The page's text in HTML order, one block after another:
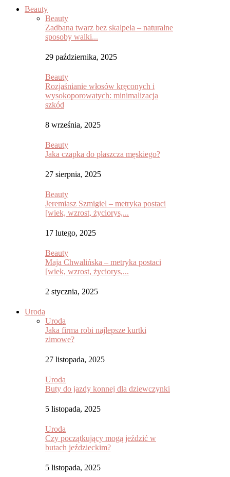
Beauty
Beauty
Zadbana twarz bez skalpela – naturalne
sposoby walki...
29 października, 2025
Beauty
Rozjaśnianie włosów kręconych i
wysokoporowatych: minimalizacja
szkód
8 września, 2025
Beauty
Jaka czapka do płaszcza męskiego?
27 sierpnia, 2025
Beauty
Jeremiasz Szmigiel – metryka postaci
[wiek, wzrost, życiorys,...
17 lutego, 2025
Beauty
Maja Chwalińska – metryka postaci
[wiek, wzrost, życiorys,...
2 stycznia, 2025
Uroda
Uroda
Jaka firma robi najlepsze kurtki
zimowe?
27 listopada, 2025
Uroda
Buty do jazdy konnej dla dziewczynki
5 listopada, 2025
Uroda
Czy początkujący mogą jeździć w
butach jeździeckim?
5 listopada, 2025